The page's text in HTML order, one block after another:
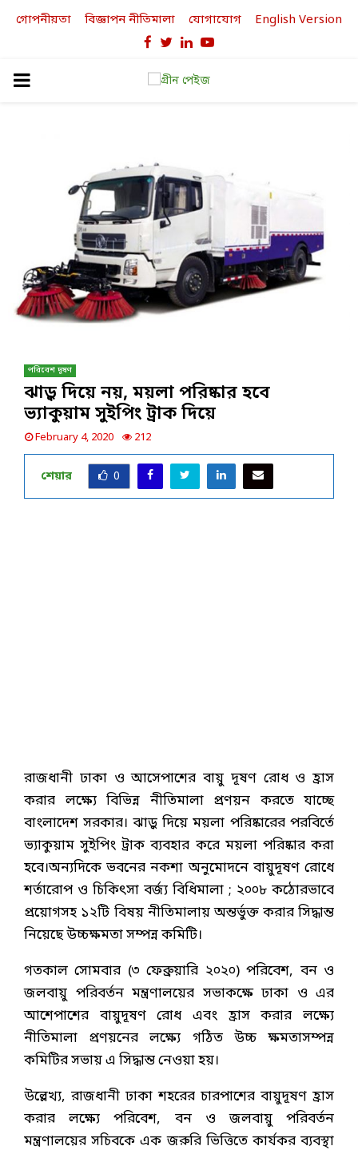
গোপনীয়তা বিজ্ঞাপন নীতিমালা যোগাযোগ English Version
Facebook
TwitterLinkedinYoutube
PRIMARY
পরিবেশ দূষণ
ঝাড়ু দিয়ে নয়, ময়লা পরিষ্কার হবে
ভ্যাকুয়াম সুইপিং ট্রাক দিয়ে
February 4, 2020 212
শেয়ার 0
রাজধানী ঢাকা ও আসেপাশের বায়ু দূষণ রোধ ও হ্রাস
করার লক্ষ্যে বিভিন্ন নীতিমালা প্রণয়ন করতে যাচ্ছে
বাংলাদেশ সরকার। ঝাড়ু দিয়ে ময়লা পরিষ্কারের পরবির্তে
ভ্যাকুয়াম সুইপিং ট্রাক ব্যবহার করে ময়লা পরিষ্কার করা
হবে।অন্যদিকে ভবনের নকশা অনুমোদনে বায়ুদূষণ রোধে
শর্তারোপ ও চিকিৎসা বর্জ্য বিধিমালা ; ২০০৮ কঠোরভাবে
প্রয়োগসহ ১২টি বিষয় নীতিমালায় অন্তর্ভুক্ত করার সিদ্ধান্ত
নিয়েছে উচ্চক্ষমতা সম্পন্ন কমিটি।
গতকাল সোমবার (৩ ফেব্রুয়ারি ২০২০) পরিবেশ, বন ও
জলবায়ু পরিবর্তন মন্ত্রণালয়ের সভাকক্ষে ঢাকা ও এর
আশেপাশের বায়ুদূষণ রোধ এবং হ্রাস করার লক্ষ্যে
নীতিমালা প্রণয়নের লক্ষ্যে গঠিত উচ্চ ক্ষমতাসম্পন্ন
কমিটির সভায় এ সিদ্ধান্ত নেওয়া হয়।
উল্লেখ্য, রাজধানী ঢাকা শহরের চারপাশের বায়ুদূষণ হ্রাস
করার লক্ষ্যে পরিবেশ, বন ও জলবায়ু পরিবর্তন
মন্ত্রণালয়ের সচিবকে এক জরুরি ভিত্তিতে কার্যকর ব্যবস্থা